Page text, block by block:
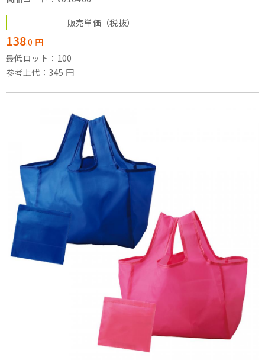
販売単価 （税抜）
138.0 円
最低ロット：100
参考上代：345 円